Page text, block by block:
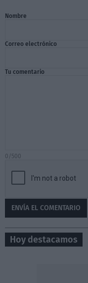
Nombre
Correo electrónico
Tu comentario
0/500
Hoy destacamos